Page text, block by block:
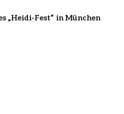
„Heidi-Fest“ in München